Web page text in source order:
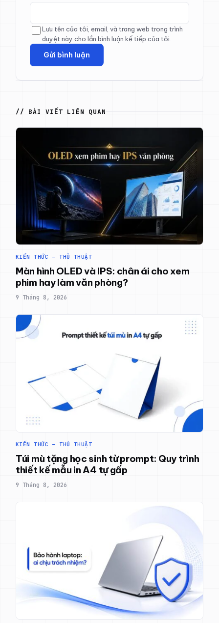
Lưu tên của tôi, email, và trang web trong trình
duyệt này cho lần bình luận kế tiếp của tôi.
// BÀI VIẾT LIÊN QUAN
KIẾN THỨC – THỦ THUẬT
Màn hình OLED và IPS: chân ái cho xem
phim hay làm văn phòng?
9 Tháng 8, 2026
KIẾN THỨC – THỦ THUẬT
Túi mù tặng học sinh từ prompt: Quy trình
thiết kế mẫu in A4 tự gấp
9 Tháng 8, 2026